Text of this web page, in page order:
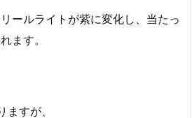
ールライトが紫に変化し、当たっ
ます。
すが、